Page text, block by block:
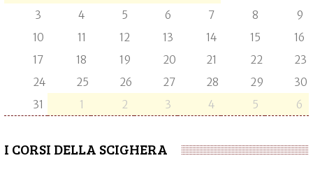
3
4 5 6 7 8
9
10
11 12 13 14 15
16
17
18 19 20 21 22
23
24
25 26 27 28 29
30
31
1 2 3 4 5 6
I CORSI DELLA SCIGHERA